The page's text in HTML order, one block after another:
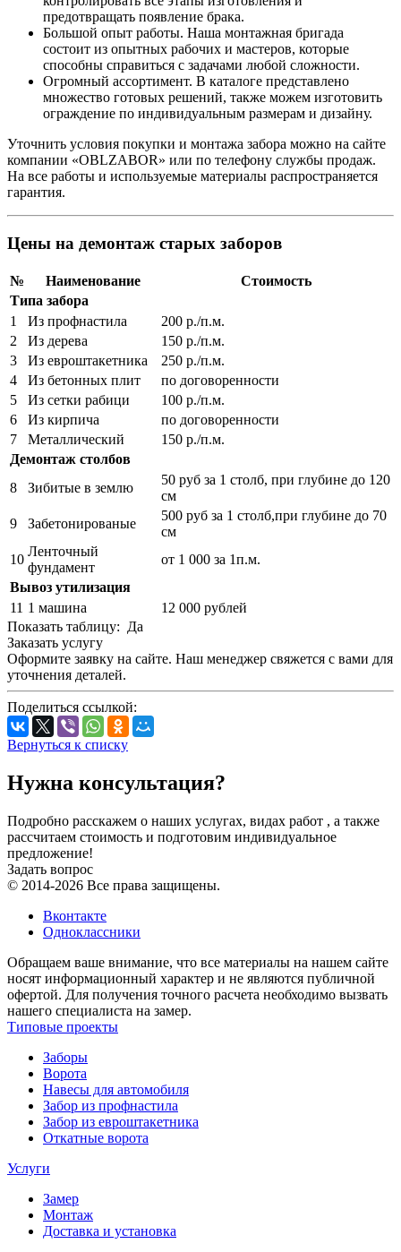
предотвращать появление брака.
Большой опыт работы. Наша монтажная бригада
состоит из опытных рабочих и мастеров, которые
способны справиться с задачами любой сложности.
Огромный ассортимент. В каталоге представлено
множество готовых решений, также можем изготовить
ограждение по индивидуальным размерам и дизайну.
Уточнить условия покупки и монтажа забора можно на сайте
компании «OBLZABOR» или по телефону службы продаж.
На все работы и используемые материалы распространяется
гарантия.
Цены на демонтаж старых заборов
№ Наименование
Стоимость
Типа забора
1
Из профнастила
200 р./п.м.
2
Из дерева
150 р./п.м.
3
Из евроштакетника
250 р./п.м.
4
Из бетонных плит
по договоренности
5
Из сетки рабици
100 р./п.м.
6
Из кирпича
по договоренности
7
Металлический
150 р./п.м.
Демонтаж столбов
8
Зибитые в землю
50 руб за 1 столб, при глубине до 120
см
9
Забетонированые
500 руб за 1 столб,при глубине до 70
см
10
Ленточный
фундамент
от 1 000 за 1п.м.
Вывоз утилизация
11 1 машина
12 000 рублей
Показать таблицу: Да
Заказать услугу
Оформите заявку на сайте. Наш менеджер свяжется с вами для
уточнения деталей.
Поделиться ссылкой:
Вернуться к списку
Нужна консультация?
Подробно расскажем о наших услугах, видах работ , а также
рассчитаем стоимость и подготовим индивидуальное
предложение!
Задать вопрос
© 2014-2026 Все права защищены.
Вконтакте
Одноклассники
Обращаем ваше внимание, что все материалы на нашем сайте
носят информационный характер и не являются публичной
офертой. Для получения точного расчета необходимо вызвать
нашего специалиста на замер.
Типовые проекты
Заборы
Ворота
Навесы для автомобиля
Забор из профнастила
Забор из евроштакетника
Откатные ворота
Услуги
Замер
Монтаж
Доставка и установка